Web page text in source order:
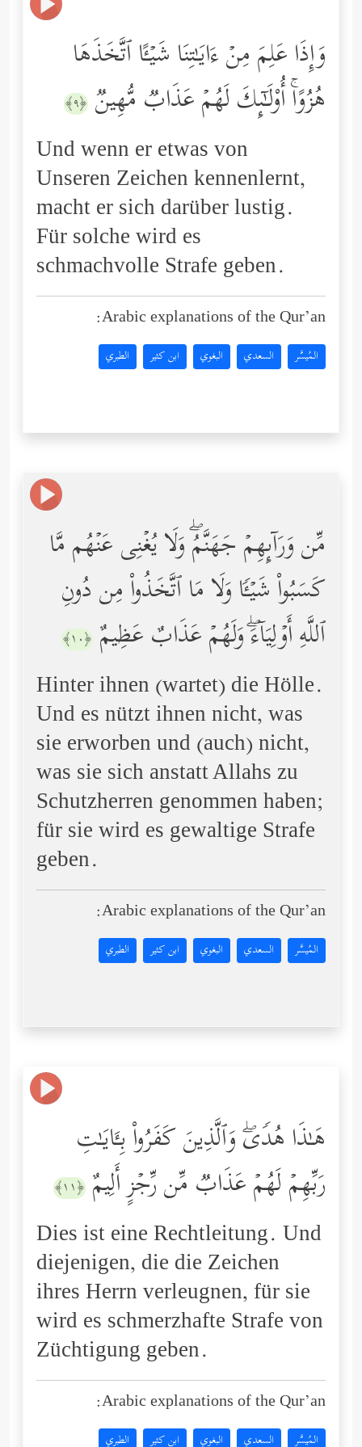
وَإِذَا عَلِمَ مِنۡ ءَایَـٰتِنَا شَیۡـًٔا ٱتَّخَذَهَا
هُزُوًاۚ أُوْلَـٰۤىِٕكَ لَهُمۡ عَذَابࣱ مُّهِینࣱ ﴿٩﴾
Und wenn er etwas von
Unseren Zeichen kennenlernt,
macht er sich darüber lustig.
Für solche wird es
schmachvolle Strafe geben.
Arabic explanations of the Qur’an:
المُيسَّر السعدي البغوي ابن كثير الطبري
مِّن وَرَاۤىِٕهِمۡ جَهَنَّمُۖ وَلَا یُغۡنِی عَنۡهُم مَّا
كَسَبُواْ شَیۡـࣰٔا وَلَا مَا ٱتَّخَذُواْ مِن دُونِ
ٱللَّهِ أَوۡلِیَاۤءَۖ وَلَهُمۡ عَذَابٌ عَظِیمٌ ﴿١٠﴾
Hinter ihnen (wartet) die Hölle.
Und es nützt ihnen nicht, was
sie erworben und (auch) nicht,
was sie sich anstatt Allahs zu
Schutzherren genommen haben;
für sie wird es gewaltige Strafe
geben.
Arabic explanations of the Qur’an:
المُيسَّر السعدي البغوي ابن كثير الطبري
هَـٰذَا هُدࣰىۖ وَٱلَّذِینَ كَفَرُواْ بِـَٔایَـٰتِ
رَبِّهِمۡ لَهُمۡ عَذَابࣱ مِّن رِّجۡزٍ أَلِیمٌ ﴿١١﴾
Dies ist eine Rechtleitung. Und
diejenigen, die die Zeichen
ihres Herrn verleugnen, für sie
wird es schmerzhafte Strafe von
Züchtigung geben.
Arabic explanations of the Qur’an:
المُيسَّر السعدي البغوي ابن كثير الطبري